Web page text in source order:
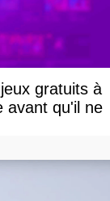
gratuits à
avant qu'il ne